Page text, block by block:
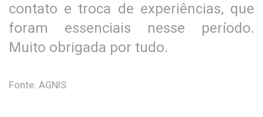
contato e troca de experiências, que
foram essenciais nesse período.
Muito obrigada por tudo.
Fonte: AGNIS